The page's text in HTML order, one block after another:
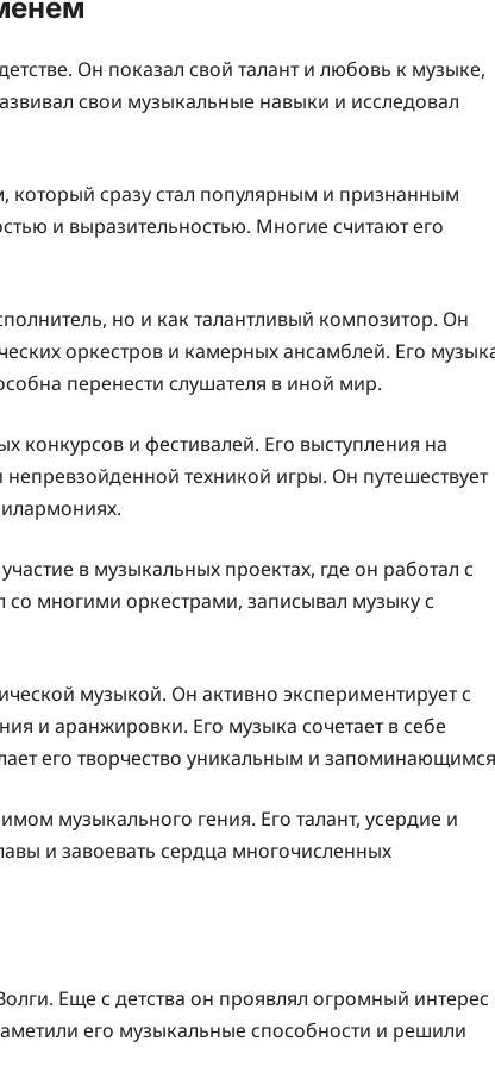
Он показал свой талант и любовь к музыке,
свои музыкальные навыки и исследовал
который сразу стал популярным и признанным
и выразительностью. Многие считают его
но и как талантливый композитор. Он
оркестров и камерных ансамблей. Его
перенести слушателя в иной мир.
конкурсов и фестивалей. Его выступления на
техникой игры. Он путешествует
в музыкальных проектах, где он работал с
многими оркестрами, записывал музыку с
музыкой. Он активно экспериментирует с
и аранжировки. Его музыка сочетает в себе
его творчество уникальным и
музыкального гения. Его талант, усердие и
и завоевать сердца многочисленных
Еще с детства он проявлял огромный интерес
его музыкальные способности и решили